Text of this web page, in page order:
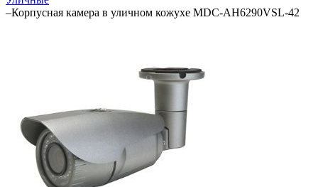
–Корпусная камера в уличном кожухе MDC-AH6290VSL-42